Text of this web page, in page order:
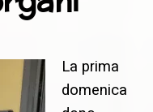
La prima
domenica